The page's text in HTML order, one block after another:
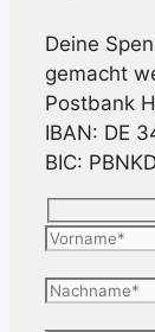
Deine
gemacht
Postbank
IBAN: DE
BIC: